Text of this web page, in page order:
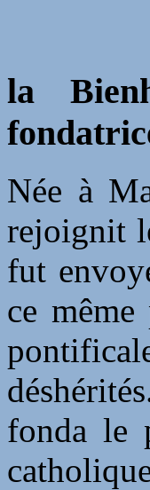
la
Née à
rejoignit
fut
ce
fonda le